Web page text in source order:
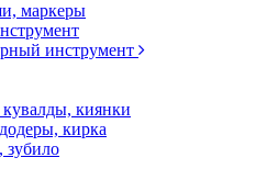
маркеры
инструмент
киянки
кирка
зубило